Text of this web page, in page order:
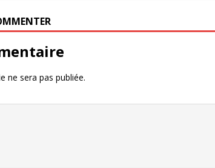
ne sera pas publiée.